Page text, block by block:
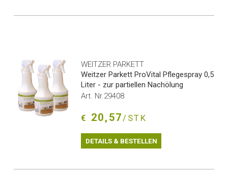
WEITZER PARKETT
Weitzer Parkett ProVital Pflegespray 0,5
Liter - zur partiellen Nachölung
Art. Nr.29408
€ 20,57/STK
DETAILS & BESTELLEN